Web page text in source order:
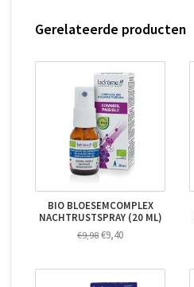
Gerelateerde producten
BIO BLOESEMCOMPLEX
NACHTRUSTSPRAY (20 ML)
€9,98 €9,40